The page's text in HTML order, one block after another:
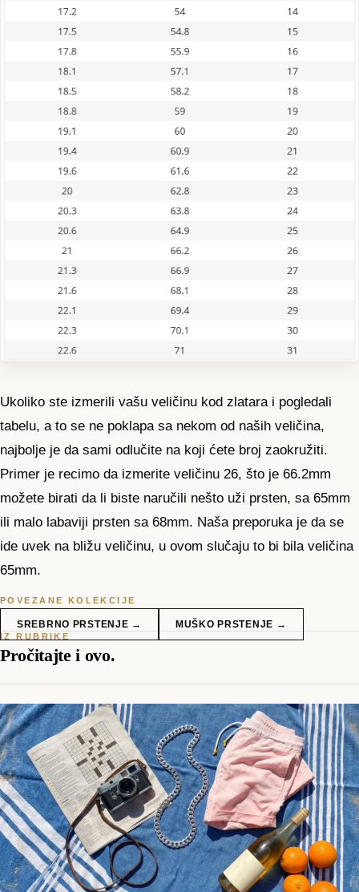
Ukoliko ste izmerili vašu veličinu kod zlatara i pogledali
tabelu, a to se ne poklapa sa nekom od naših veličina,
najbolje je da sami odlučite na koji ćete broj zaokružiti.
Primer je recimo da izmerite veličinu 26, što je 66.2mm
možete birati da li biste naručili nešto uži prsten, sa 65mm
ili malo labaviji prsten sa 68mm. Naša preporuka je da se
ide uvek na bližu veličinu, u ovom slučaju to bi bila veličina
65mm.
POVEZANE KOLEKCIJE
SREBRNO PRSTENJE → MUŠKO PRSTENJE →
IZ RUBRIKE
Pročitajte i ovo.